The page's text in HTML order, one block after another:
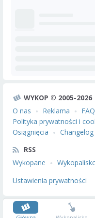
WYKOP © 2005-2026
O nas
Reklama FAQ
Polityka prywatności i
Osiągnięcia
Changelog
RSS
Wykopane
Ustawienia prywatności